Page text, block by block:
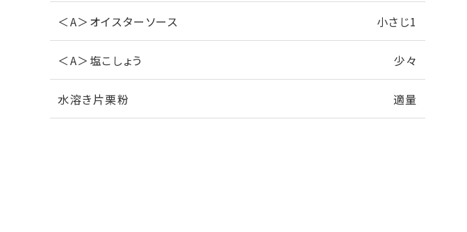
＜A＞オイスターソース 小さじ1
＜A＞塩こしょう 少々
水溶き片栗粉 適量